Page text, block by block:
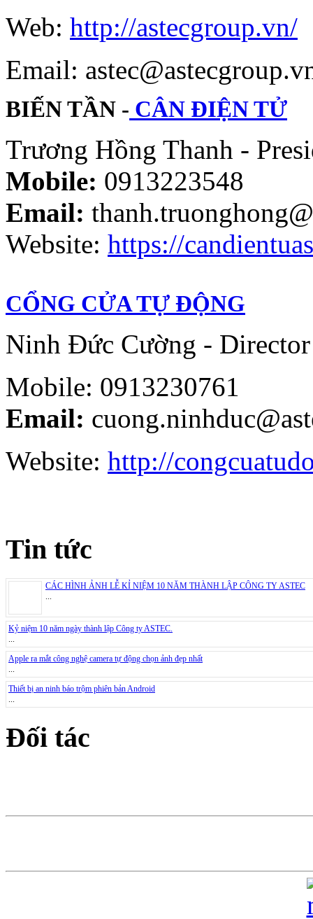
Web: http://astecgroup.vn/
Email:
BIẾN TẦN - CÂN ĐIỆN TỬ
Trương Hồng Thanh -
Mobile: 0913223548
Email:
Website: https://
CỔNG CỬA TỰ ĐỘNG
Ninh Đức Cường - Director
Mobile: 0913230761
Email:
Website: http://
Tin tức
CÁC HÌNH ẢNH LỄ KỈ NIỆM 10 NĂM THÀNH LẬP CÔNG TY ASTEC
...
Kỷ niệm 10 năm ngày thành lập Công ty ASTEC.
...
Apple ra mắt công nghệ camera tự động chọn ảnh đẹp nhất
...
Thiết bị an ninh báo trộm phiên bản Android
...
Đối tác